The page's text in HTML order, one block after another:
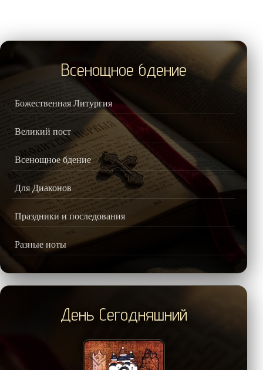
Всенощное бдение
Божественная Литургия
Великий пост
Всенощное бдение
Для Диаконов
Праздники и последования
Разные ноты
День Сегодняшний